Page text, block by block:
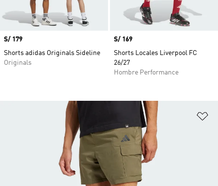
Precio
S/ 179
Shorts adidas Originals Sideline
Originals
Precio
S/ 169
Shorts Locales Liverpool FC
26/27
Hombre Performance